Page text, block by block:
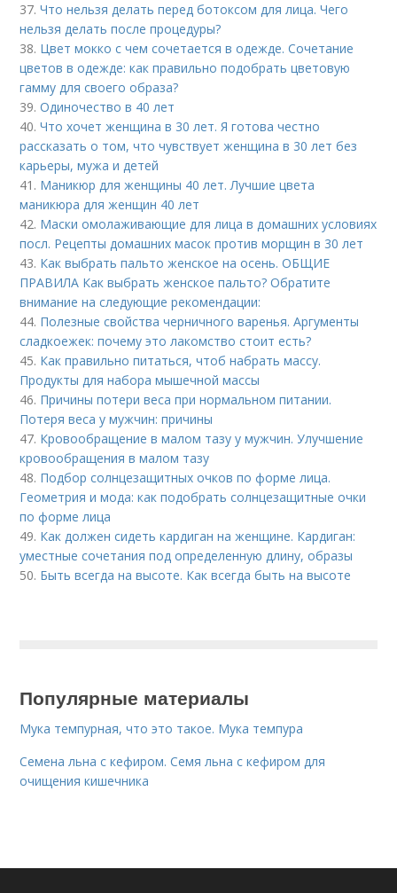
37.Что нельзя делать перед ботоксом для лица. Чего
нельзя делать после процедуры?
38. Цвет мокко с чем сочетается в одежде. Сочетание
цветов в одежде: как правильно подобрать цветовую
гамму для своего образа?
39.Одиночество в 40 лет
40.Что хочет женщина в 30 лет. Я готова честно
рассказать о том, что чувствует женщина в 30 лет без
карьеры, мужа и детей
41. Маникюр для женщины 40 лет. Лучшие цвета
маникюра для женщин 40 лет
42. Маски омолаживающие для лица в домашних условиях
посл. Рецепты домашних масок против морщин в 30 лет
43. Как выбрать пальто женское на осень. ОБЩИЕ
ПРАВИЛА Как выбрать женское пальто? Обратите
внимание на следующие рекомендации:
44. Полезные свойства черничного варенья. Аргументы
сладкоежек: почему это лакомство стоит есть?
45. Как правильно питаться, чтоб набрать массу.
Продукты для набора мышечной массы
46. Причины потери веса при нормальном питании.
Потеря веса у мужчин: причины
47. Кровообращение в малом тазу у мужчин. Улучшение
кровообращения в малом тазу
48. Подбор солнцезащитных очков по форме лица.
Геометрия и мода: как подобрать солнцезащитные очки
по форме лица
49. Как должен сидеть кардиган на женщине. Кардиган:
уместные сочетания под определенную длину, образы
50. Быть всегда на высоте. Как всегда быть на высоте
Популярные материалы
Мука темпурная, что это такое. Мука темпура
Семена льна с кефиром. Семя льна с кефиром для
очищения кишечника